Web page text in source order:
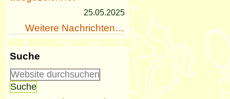
25.05.2025
Weitere Nachrichten…
Suche